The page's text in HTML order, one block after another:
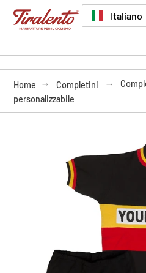
direttamente
LINGUAItaliano
Home Completini
personalizzabile